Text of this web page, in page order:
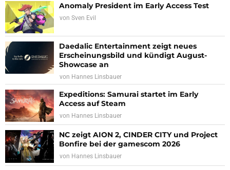
Anomaly President im Early Access Test
von Sven Evil
Daedalic Entertainment zeigt neues
Erscheinungsbild und kündigt August-
Showcase an
von Hannes Linsbauer
Expeditions: Samurai startet im Early
Access auf Steam
von Hannes Linsbauer
NC zeigt AION 2, CINDER CITY und Project
Bonfire bei der gamescom 2026
von Hannes Linsbauer